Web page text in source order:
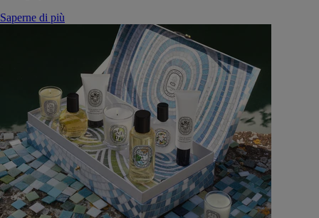
Saperne di più